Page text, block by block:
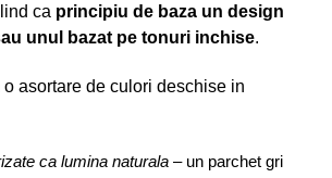
ca principiu de baza un design
unul bazat pe tonuri inchise.
o asortare de culori deschise in
ca lumina naturala– un parchet gri